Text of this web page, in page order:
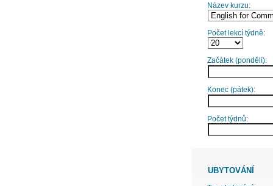
Název kurzu:
Počet lekcí týdně:
Začátek (pondělí):
Konec (pátek):
Počet týdnů:
UBYTOVÁNÍ